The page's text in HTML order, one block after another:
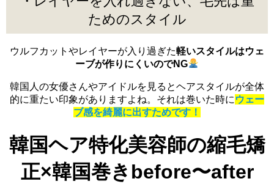
ためのスタイル
ウルフカットやレイヤーが入り過ぎた軽いスタイルはウェ
ーブが作りにくいのでNG
韓国人の女優さんやアイドルを見るとヘアスタイルが全体
的に重たい印象がありますよね。それは巻いた時に ウェー
ブ感を綺麗に出すためです！
韓国ヘア特化美容師の縮毛矯
正×韓国巻きbefore〜after